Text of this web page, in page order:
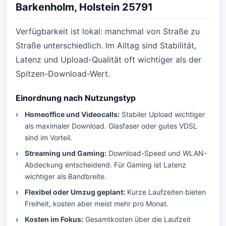
Barkenholm, Holstein 25791
Verfügbarkeit ist lokal: manchmal von Straße zu
Straße unterschiedlich. Im Alltag sind Stabilität,
Latenz und Upload-Qualität oft wichtiger als der
Spitzen-Download-Wert.
Einordnung nach Nutzungstyp
Homeoffice und Videocalls: Stabiler Upload wichtiger
als maximaler Download. Glasfaser oder gutes VDSL
sind im Vorteil.
Streaming und Gaming: Download-Speed und WLAN-
Abdeckung entscheidend. Für Gaming ist Latenz
wichtiger als Bandbreite.
Flexibel oder Umzug geplant: Kurze Laufzeiten bieten
Freiheit, kosten aber meist mehr pro Monat.
Kosten im Fokus: Gesamtkosten über die Laufzeit